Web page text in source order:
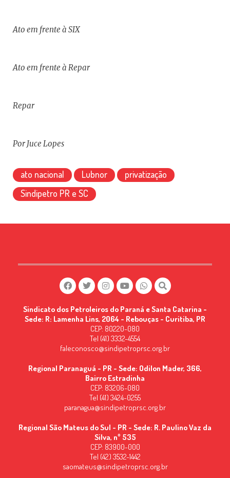
Ato em frente à SIX
Ato em frente à Repar
Repar
Por Juce Lopes
ato nacional Lubnor
privatização
Sindipetro PR e SC
Sindicato dos Petroleiros do Paraná e Santa Catarina -
Sede: R: Lamenha Lins, 2064 - Rebouças - Curitiba, PR
CEP: 80220-080
Tel (41) 3332-4554
faleconosco@sindipetroprsc.org.br
Regional Paranaguá - PR - Sede: Odilon Mader, 366,
Bairro Estradinha
CEP: 83206-080
Tel (41) 3424-0255
paranagua@sindipetroprsc.org.br
Regional São Mateus do Sul - PR - Sede: R. Paulino Vaz da
Silva, nº 535
CEP: 83900-000
Tel (42) 3532-1442
saomateus@sindipetroprsc.org.br